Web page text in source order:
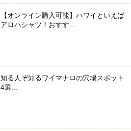
【オンライン購入可能】ハワイといえば
アロハシャツ！おすす...
知る人ぞ知るワイマナロの穴場スポット
4選...